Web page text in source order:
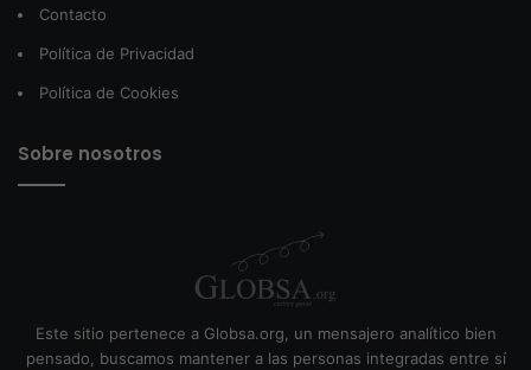
Contacto
Política de Privacidad
Política de Cookies
Sobre nosotros
Este sitio pertenece a Globsa.org, un mensajero analítico bien
pensado, buscamos mantener a las personas integradas entre sí